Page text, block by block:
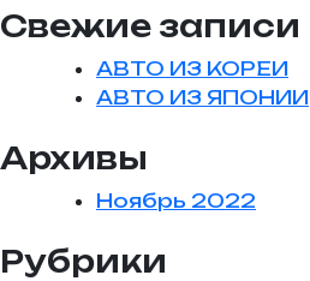
Свежие записи
АВТО ИЗ КОРЕИ
АВТО ИЗ ЯПОНИИ
Архивы
Ноябрь 2022
Рубрики